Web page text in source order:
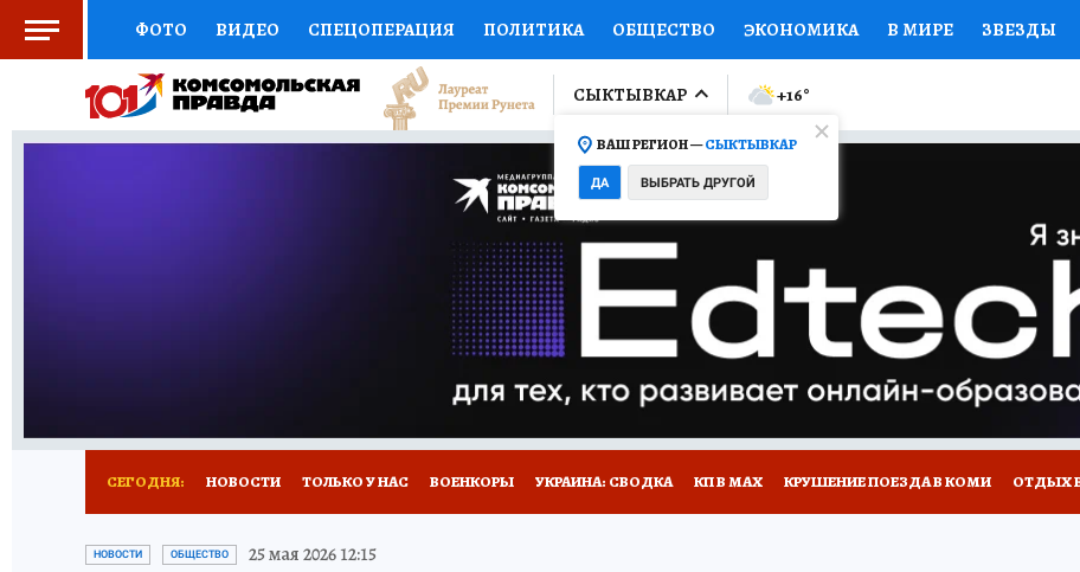
ФОТО ВИДЕО СПЕЦОПЕРАЦИЯ ПОЛИТИКА ОБЩЕСТВО ЭКОНОМИКА В МИРЕ ЗВЕЗДЫ
СОЦПОДДЕРЖКА НАУКА СПОРТ КОЛУМНИСТЫ ПРОИСШЕСТВИЯ НАЦИОНАЛЬНЫЕ
ВЫБОР ЭКСПЕРТОВ ДОКТОР ФИНАНСЫ ОТКРЫВАЕМ МИР Я ЗНАЮ СЕМЬЯ ЖЕНСКИЕ
ПРОГНОЗЫ НА СПОРТ ПРОМОКОДЫ СЕРИАЛЫ
ТЕЛЕВИЗОР КОЛЛЕКЦИИ КОНКУРСЫ ГИД
НОВОЕ НА САЙТЕ
СЫКТЫВКАР
ВАШ РЕГИОН —СЫКТЫВКАР
ДА ВЫБРАТЬ ДРУГОЙ
+16°
СЕГОДНЯ: НОВОСТИ ТОЛЬКО У НАС ВОЕНКОРЫ УКРАИНА: СВОДКА КП В МАХ КРУШЕНИЕ ПОЕЗДА В КОМИ ОТДЫХ
ПРОИСШЕСТВИЯ АФИША
НОВОСТИ ОБЩЕСТВО 25 мая 2026 12:15